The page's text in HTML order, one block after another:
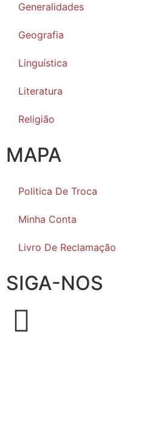
Generalidades
Geografia
Linguística
Literatura
Religião
MAPA
Politica De Troca
Minha Conta
Livro De Reclamação
SIGA-NOS